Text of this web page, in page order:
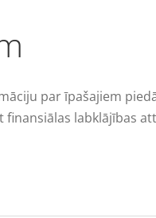
par īpašajiem
labklājības